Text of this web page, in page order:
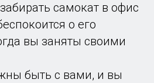
самокат в офис
о его
вы заняты своими
быть с вами, и вы